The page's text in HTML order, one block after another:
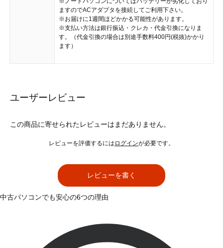
ますのでACアダプタを接続してご利用下さい。
※お届けに1週間ほどかかる可能性があります。
※支払い方法は銀行振込・クレカ・代金引換になりま
す。（代金引換の場合は別途手数料400円(税抜)かかり
ます）
ユーザーレビュー
この商品に寄せられたレビューはまだありません。
レビューを評価するには ログインが必要です。
レビューを書く
中古パソコンでも安心の6つの理由